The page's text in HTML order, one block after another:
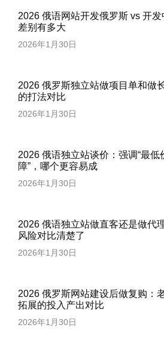
2026 俄语网站开发俄罗斯 vs 开
差别有多大
2026年1月30日
2026 俄罗斯独立站做项目单和做
的打法对比
2026年1月30日
2026 俄语独立站谈价：强调“最低
障”，哪个更容易成
2026年1月30日
2026 俄语独立站做直客还是做代
风险对比清楚了
2026年1月30日
2026 俄罗斯网站建设后做复购：
拓展的投入产出对比
2026年1月30日